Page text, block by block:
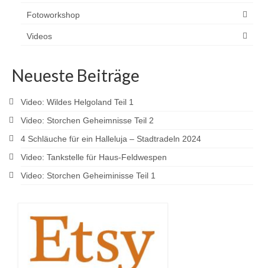
Fotoworkshop
Videos
Neueste Beiträge
Video: Wildes Helgoland Teil 1
Video: Storchen Geheimnisse Teil 2
4 Schläuche für ein Halleluja – Stadtradeln 2024
Video: Tankstelle für Haus-Feldwespen
Video: Storchen Geheiminisse Teil 1